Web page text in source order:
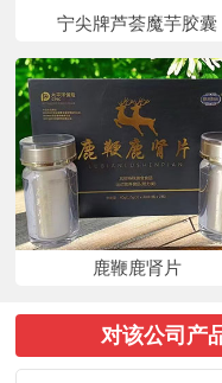
宁尖牌芦荟魔芋胶囊
鹿鞭鹿肾片
对该公司产